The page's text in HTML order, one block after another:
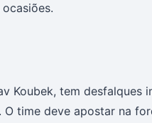
Koubek, tem desfalques
time deve apostar na